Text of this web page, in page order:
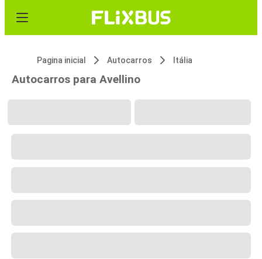
Pagina inicial Autocarros Itália
Autocarros para Avellino